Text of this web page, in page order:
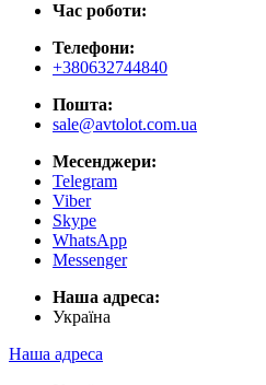
Час роботи:
Телефони:
+380632744840
Пошта:
sale@avtolot.com.ua
Месенджери:
Telegram
Viber
Skype
WhatsApp
Messenger
Наша адреса:
Українa
Наша адреса